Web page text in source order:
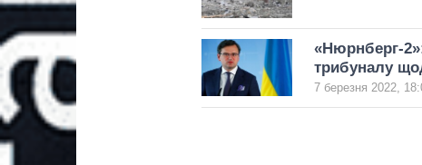
«Нюрнберг-
трибуналу
7 березня 2022,